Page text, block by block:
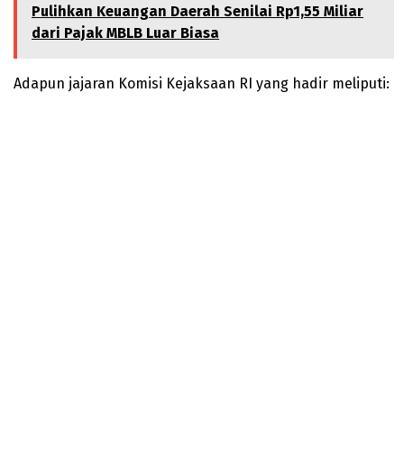
Pulihkan Keuangan Daerah Senilai Rp1,55 Miliar
dari Pajak MBLB Luar Biasa
Adapun jajaran Komisi Kejaksaan RI yang hadir meliputi: